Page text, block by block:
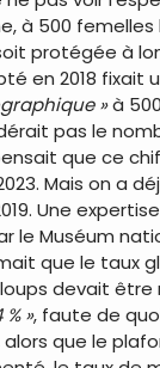
à 500 femelles
protégée à
en 2018 fixait
»à
pas le
que ce
Mais on a
Une
le Muséum
que le taux
devait être
», faute de
alors que le